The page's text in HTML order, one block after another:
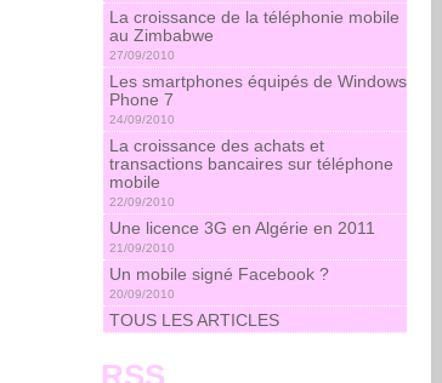
La croissance de la téléphonie mobile
au Zimbabwe
27/09/2010
Les smartphones équipés de Windows
Phone 7
24/09/2010
La croissance des achats et
transactions bancaires sur téléphone
mobile
22/09/2010
Une licence 3G en Algérie en 2011
21/09/2010
Un mobile signé Facebook ?
20/09/2010
TOUS LES ARTICLES
RSS